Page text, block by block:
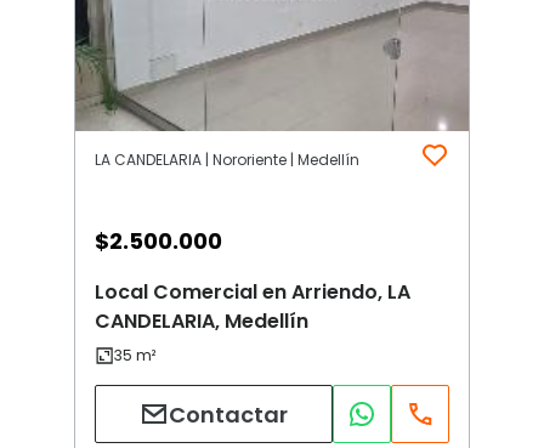
LA CANDELARIA | Nororiente | Medellín
$2.500.000
Local Comercial en Arriendo, LA
CANDELARIA, Medellín
Contactar